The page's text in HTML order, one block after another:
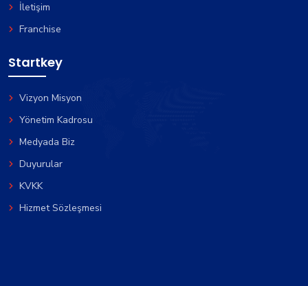
İletişim
Franchise
Startkey
Vizyon Misyon
Yönetim Kadrosu
Medyada Biz
Duyurular
KVKK
Hizmet Sözleşmesi